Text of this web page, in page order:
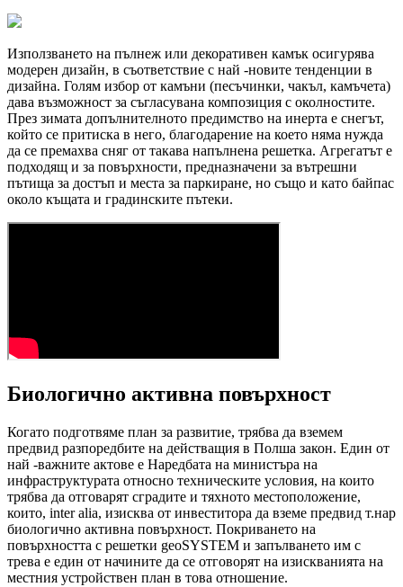
Използването на пълнеж или декоративен камък осигурява
модерен дизайн, в съответствие с най -новите тенденции в
дизайна. Голям избор от камъни (песъчинки, чакъл, камъчета)
дава възможност за съгласувана композиция с околностите.
През зимата допълнителното предимство на инерта е снегът,
който се притиска в него, благодарение на което няма нужда
да се премахва сняг от такава напълнена решетка. Агрегатът е
подходящ и за повърхности, предназначени за вътрешни
пътища за достъп и места за паркиране, но също и като байпас
около къщата и градинските пътеки.
Биологично активна повърхност
Когато подготвяме план за развитие, трябва да вземем
предвид разпоредбите на действащия в Полша закон. Един от
най -важните актове е Наредбата на министъра на
инфраструктурата относно техническите условия, на които
трябва да отговарят сградите и тяхното местоположение,
които, inter alia, изисква от инвеститора да вземе предвид т.нар
биологично активна повърхност. Покриването на
повърхността с решетки geoSYSTEM и запълването им с
трева е един от начините да се отговорят на изискванията на
местния устройствен план в това отношение.